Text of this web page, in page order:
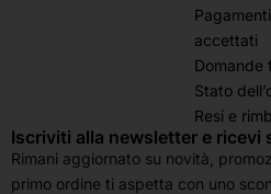
Pagamenti
accettati
Domande
Stato
Resi e
Iscriviti alla newsletter e ricevi
Rimani aggiornato su novità,
primo ordine ti aspetta con uno